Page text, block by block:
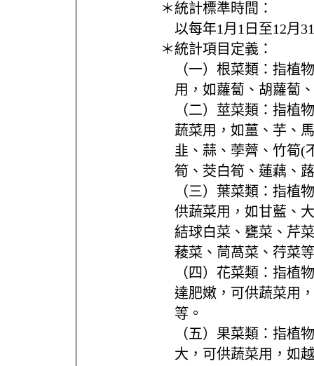
＊統計標準時間：
以每年1月1日至12月
＊統計項目定義：
（一）根菜類：指植
用，如蘿蔔、胡蘿蔔
（二）莖菜類：指植
蔬菜用，如薑、芋、
韭、蒜、荸薺、竹筍(
筍、茭白筍、蓮藕、
（三）葉菜類：指植
供蔬菜用，如甘藍、
結球白菜、甕菜、芹
薐菜、茼萵菜、荇菜
（四）花菜類：指植
達肥嫩，可供蔬菜用
等。
（五）果菜類：指植
大，可供蔬菜用，如